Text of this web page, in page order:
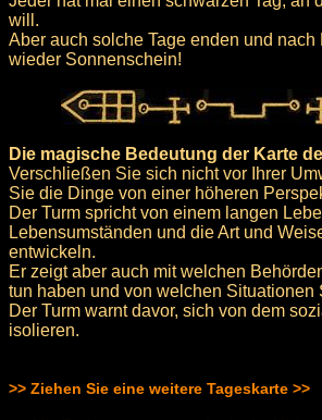
will.
Aber auch solche Tage enden und nach
wieder Sonnenschein!
Die magische Bedeutung der Karte
Verschließen Sie sich nicht vor Ihrer
Sie die Dinge von einer höheren
Der Turm spricht von einem langen
Lebensumständen und die Art und
entwickeln.
Er zeigt aber auch mit welchen
tun haben und von welchen Situationen
Der Turm warnt davor, sich von dem
isolieren.
>> Ziehen Sie eine weitere Tageskarte >>